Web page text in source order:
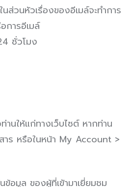
วนหัวเรื่องของอีเมล์จะทำการ
การอีเมล์
ชั่วโมง
นให้แก่ทางเว็บไซต์ หากท่าน
าร หรือในหน้า My Account >
อมูล ของผู้ที่เขัามาเยี่ยมชม